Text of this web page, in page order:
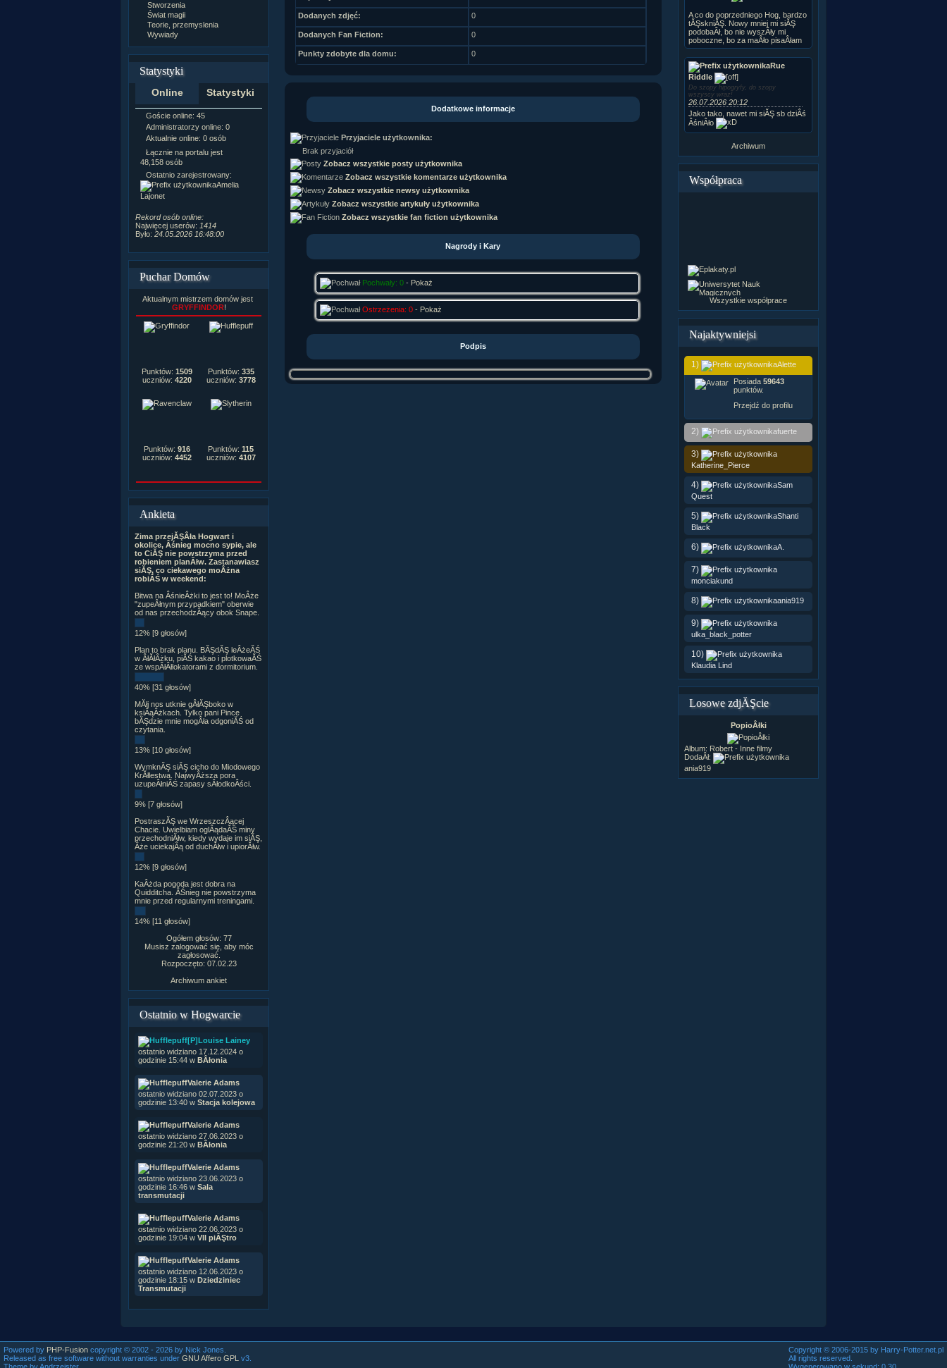
Stworzenia
Świat magii
Teorie, przemyslenia
Wywiady
Statystyki
Online Statystyki
Goście online: 45
Administratorzy online: 0
Aktualnie online: 0 osób
Łącznie na portalu jest
48,158 osób
Ostatnio zarejestrowany:
Amelia
Lajonet
Rekord osób online:
Najwięcej userów: 1414
Było: 24.05.2026 16:48:00
Napisanych artykułów:
Zdjęć w galerii:21,490
Tematów na forum:3,921
Postów na forum:319,637
Komentarzy do materiałów:
222,019
Rozdanych pochwał:3,327
Wlepionych ostrzeżeń:4,170
Puchar Domów
Aktualnym mistrzem domów jest
GRYFFINDOR!
Punktów: 1509
uczniów: 4220
Punktów: 335
uczniów: 3778
Punktów: 916
uczniów: 4452
Punktów: 115
uczniów: 4107
Ankieta
Zima przejĂŞÂła Hogwart i
okolice, Âśnieg mocno sypie, ale
to CiĂŞ nie powstrzyma przed
robieniem planĂłw. Zastanawiasz
siĂŞ, co ciekawego moÂżna
robiĂŚ w weekend:
Bitwa na ÂśnieÂżki to jest to! MoÂże
"zupeÂłnym przypadkiem" oberwie
od nas przechodzÂący obok Snape.
12% [9 głosów]
Plan to brak planu. BĂŞdĂŞ leÂżeĂŚ
w ÂłĂłÂżku, piĂŚ kakao i plotkowaĂŚ
ze wspĂłÂłlokatorami z dormitorium.
40% [31 głosów]
MĂłj nos utknie gÂłĂŞboko w
ksiÂąÂżkach. Tylko pani Pince
bĂŞdzie mnie mogÂła odgoniĂŚ od
czytania.
13% [10 głosów]
WymknĂŞ siĂŞ cicho do Miodowego
KrĂłlestwa. NajwyÂższa pora
uzupeÂłniĂŚ zapasy sÂłodkoÂści.
9% [7 głosów]
PostraszĂŞ we WrzeszczÂącej
Chacie. Uwielbiam oglÂądaĂŚ miny
przechodniĂłw, kiedy wydaje im siĂŞ,
Âże uciekajÂą od duchĂłw i upiorĂłw.
12% [9 głosów]
KaÂżda pogoda jest dobra na
Quidditcha. ÂŚnieg nie powstrzyma
mnie przed regularnymi treningami.
14% [11 głosów]
Ogółem głosów: 77
Musisz zalogować się, aby móc
zagłosować.
Rozpoczęto: 07.02.23
Archiwum ankiet
Ostatnio w Hogwarcie
[P]Louise Lainey
ostatnio widziano 17.12.2024 o
godzinie 15:44 w BÂłonia
Valerie Adams
ostatnio widziano 02.07.2023 o
godzinie 13:40 w Stacja kolejowa
Valerie Adams
ostatnio widziano 27.06.2023 o
godzinie 21:20 w BÂłonia
Valerie Adams
ostatnio widziano 23.06.2023 o
godzinie 16:46 w Sala
transmutacji
Valerie Adams
ostatnio widziano 22.06.2023 o
godzinie 19:04 w VII piĂŞtro
Valerie Adams
ostatnio widziano 12.06.2023 o
godzinie 18:15 w Dziedziniec
Transmutacji
Dodanych zdjęć: 0
Dodanych Fan Fiction: 0
Punkty zdobyte dla domu: 0
Dodatkowe informacje
Przyjaciele użytkownika:
Brak przyjaciół
Zobacz wszystkie posty użytkownika
Zobacz wszystkie komentarze użytkownika
Zobacz wszystkie newsy użytkownika
Zobacz wszystkie artykuły użytkownika
Zobacz wszystkie fan fiction użytkownika
Nagrody i Kary
Pochwały: 0- Pokaż
Ostrzeżenia: 0- Pokaż
Podpis
A co do poprzedniego Hog, bardzo
tĂŞskniĂŞ. Nowy mniej mi siĂŞ
podobaÂł, bo nie wyszÂły mi
poboczne, bo za maÂło pisaÂłam
Rue
Riddle
Do szopy hipogryfy, do szopy
wszyscy wraz!
26.07.2026 20:12
Jako tako, nawet mi siĂŞ sb dziÂś
ÂśniÂło
Archiwum
Współpraca
Wszystkie współprace
Najaktywniejsi
1)
Alette
Posiada 59643
punktów.
Przejdź do profilu
2) fuerte
3)
Katherine_Pierce
4)
Sam
Quest
5)
Shanti
Black
6) A.
7)
monciakund
8) ania919
9)
ulka_black_potter
10)
Klaudia Lind
Losowe zdjĂŞcie
PopioÂłki
Album: Robert - Inne filmy
DodaÂł:
ania919
Powered by PHP-Fusion copyright © 2002 - 2026 by Nick Jones.
Released as free software without warranties under GNU Affero GPL
v3.
Copyright © 2006-2015 by Harry-Potter.net.pl
All rights reserved.